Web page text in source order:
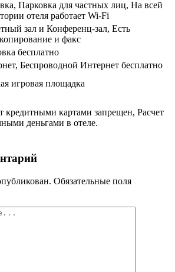
Парковка для частных лиц, На всей
отеля работает Wi-Fi
зал и Конференц-зал, Есть
и факс
бесплатно
Беспроводной Интернет бесплатно
игровая площадка
кредитными картами запрещен, Расчет
деньгами в отеле.
Обязательные поля